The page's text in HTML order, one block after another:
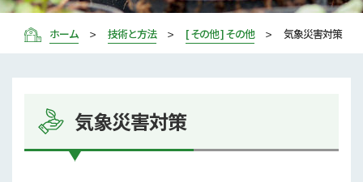
ホーム 技術と方法 [ その他 ] その他 気象災害対策
気象災害対策